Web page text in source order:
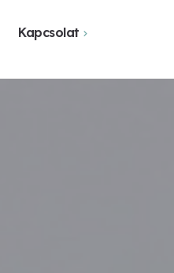
Kapcsolat